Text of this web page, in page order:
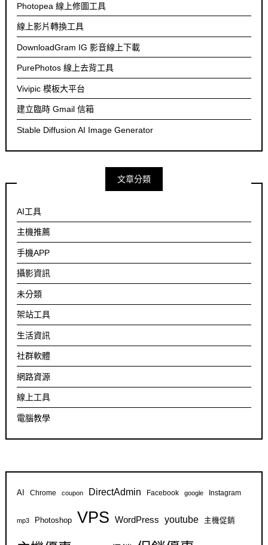
Photopea 線上修圖工具
線上影片轉換工具
DownloadGram IG 影音線上下載
PurePhotos 線上去背工具
Vivipic 模板大平台
建立臨時 Gmail 信箱
Stable Diffusion AI Image Generator
文章分類
AI工具
主機推薦
手機APP
攝影資訊
未分類
架站工具
生活資訊
社群軟體
網路資源
線上工具
電腦教學
AI Chrome coupon DirectAdmin Facebook google Instagram
mp3 Photoshop VPS WordPress youtube 主機促銷